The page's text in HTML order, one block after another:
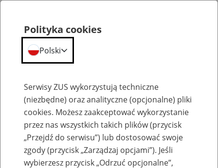
Szkolenia
Polityka cookies
Polski
Serwisy ZUS wykorzystują techniczne
(niezbędne) oraz analityczne (opcjonalne) pliki
cookies. Możesz zaakceptować wykorzystanie
przez nas wszystkich takich plików (przycisk
„Przejdź do serwisu”) lub dostosować swoje
zgody (przycisk „Zarządzaj opcjami”). Jeśli
wybierzesz przycisk „Odrzuć opcjonalne”,